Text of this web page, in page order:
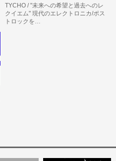
TYCHO / "未来への希望と過去へのレ
クイエム" 現代のエレクトロニカ/ポス
トロックを…